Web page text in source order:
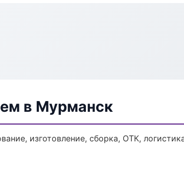
в Мурманск
изготовление, сборка, ОТК,